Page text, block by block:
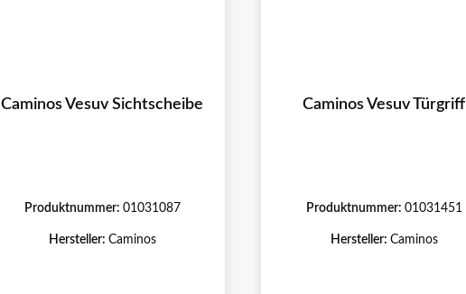
Caminos Vesuv Sichtscheibe
Produktnummer: 01031087
Hersteller: Caminos
Caminos Vesuv Türgriff
Produktnummer: 01031451
Hersteller: Caminos